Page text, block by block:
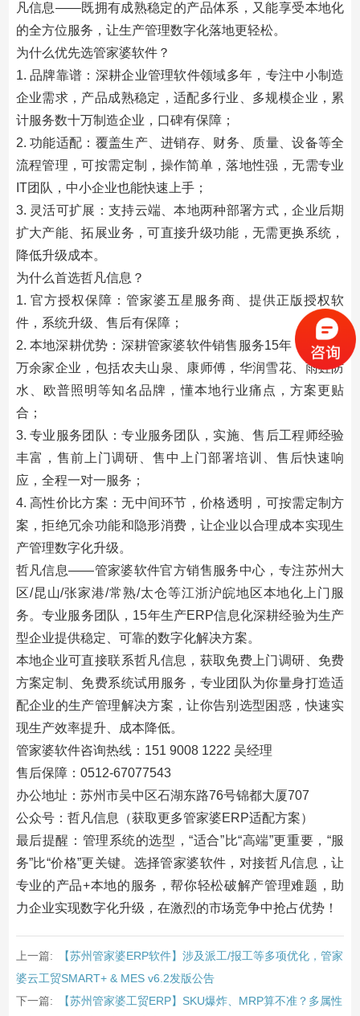
凡信息——既拥有成熟稳定的产品体系，又能享受本地化
的全方位服务，让生产管理数字化落地更轻松。
为什么优先选管家婆软件？
1. 品牌靠谱：深耕企业管理软件领域多年，专注中小制造
企业需求，产品成熟稳定，适配多行业、多规模企业，累
计服务数十万制造企业，口碑有保障；
2. 功能适配：覆盖生产、进销存、财务、质量、设备等全
流程管理，可按需定制，操作简单，落地性强，无需专业
IT团队，中小企业也能快速上手；
3. 灵活可扩展：支持云端、本地两种部署方式，企业后期
扩大产能、拓展业务，可直接升级功能，无需更换系统，
降低升级成本。
为什么首选哲凡信息？
1. 官方授权保障：管家婆五星服务商、提供正版授权软
件，系统升级、售后有保障；
2. 本地深耕优势：深耕管家婆软件销售服务15年，服务上
万余家企业，包括农夫山泉、康师傅，华润雪花、雨虹防
水、欧普照明等知名品牌，懂本地行业痛点，方案更贴
合；
3. 专业服务团队：专业服务团队，实施、售后工程师经验
丰富，售前上门调研、售中上门部署培训、售后快速响
应，全程一对一服务；
4. 高性价比方案：无中间环节，价格透明，可按需定制方
案，拒绝冗余功能和隐形消费，让企业以合理成本实现生
产管理数字化升级。
哲凡信息——管家婆软件官方销售服务中心，专注苏州大
区/昆山/张家港/常熟/太仓等江浙沪皖地区本地化上门服
务。专业服务团队，15年生产ERP信息化深耕经验为生产
型企业提供稳定、可靠的数字化解决方案。
本地企业可直接联系哲凡信息，获取免费上门调研、免费
方案定制、免费系统试用服务，专业团队为你量身打造适
配企业的生产管理解决方案，让你告别选型困惑，快速实
现生产效率提升、成本降低。
管家婆软件咨询热线：151 9008 1222 吴经理
售后保障：0512-67077543
办公地址：苏州市吴中区石湖东路76号锦都大厦707
公众号：哲凡信息（获取更多管家婆ERP适配方案）
最后提醒：管理系统的选型，“适合”比“高端”更重要，“服
务”比“价格”更关键。选择管家婆软件，对接哲凡信息，让
专业的产品+本地的服务，帮你轻松破解产管理难题，助
力企业实现数字化升级，在激烈的市场竞争中抢占优势！
上一篇:
【苏州管家婆ERP软件】涉及派工/报工等多项优化，管家
婆云工贸SMART+ & MES v6.2发版公告
下一篇:
【苏州管家婆工贸ERP】SKU爆炸、MRP算不准？多属性